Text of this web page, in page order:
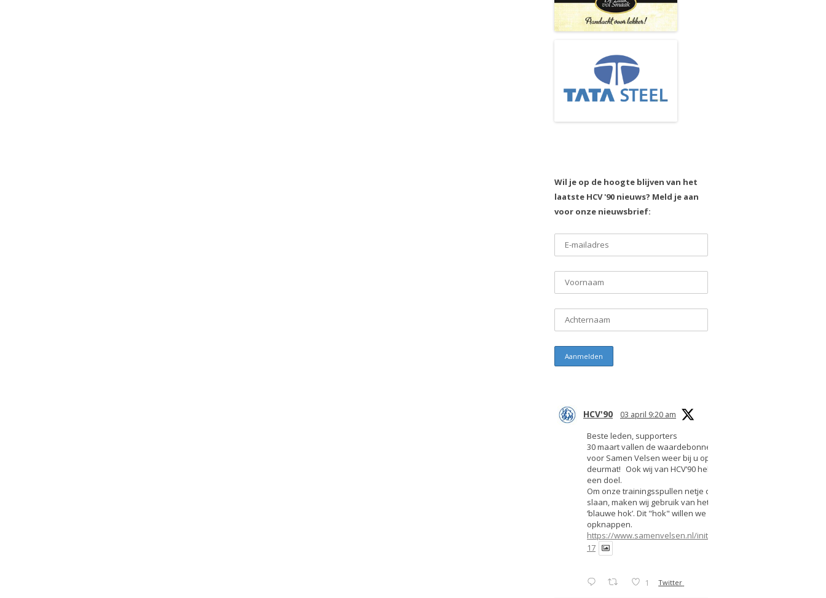
Wil je op de hoogte blijven van het
laatste HCV '90 nieuws? Meld je aan
voor onze nieuwsbrief:
HCV'90 03 april 9:20 am
Beste leden, supporters
30 maart vallen de waardebonnen
voor Samen Velsen weer bij u op de
deurmat! Ook wij van HCV’90 hebben
een doel.
Om onze trainingsspullen netje op te
slaan, maken wij gebruik van het
‘blauwe hok’. Dit "hok" willen we
opknappen.
https://www.samenvelsen.nl/initiatief/2
17
1 Twitter